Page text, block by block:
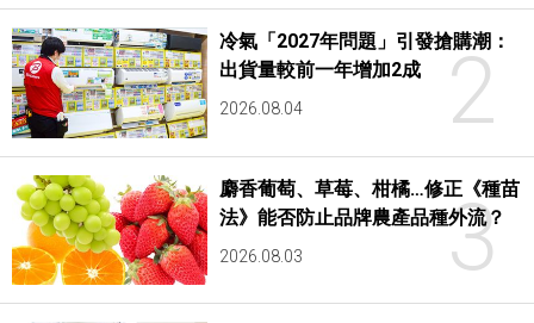
2
冷氣「2027年問題」引發搶購潮：
出貨量較前一年增加2成
2026.08.04
3
麝香葡萄、草莓、柑橘…修正《種苗
法》能否防止品牌農產品種外流？
2026.08.03